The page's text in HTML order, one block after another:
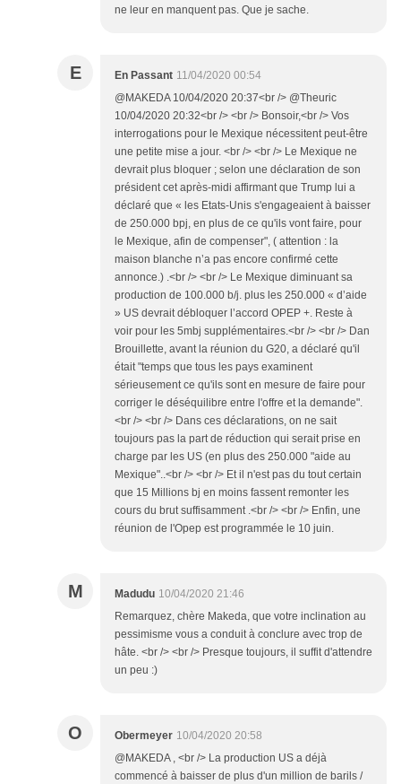
ne leur en manquent pas. Que je sache.
E En Passant 11/04/2020 00:54
@MAKEDA 10/04/2020 20:37<br /> @Theuric
10/04/2020 20:32<br /> <br /> Bonsoir,<br /> Vos
interrogations pour le Mexique nécessitent peut-être
une petite mise a jour. <br /> <br /> Le Mexique ne
devrait plus bloquer ; selon une déclaration de son
président cet après-midi affirmant que Trump lui a
déclaré que « les Etats-Unis s'engageaient à baisser
de 250.000 bpj, en plus de ce qu'ils vont faire, pour
le Mexique, afin de compenser", ( attention : la
maison blanche n’a pas encore confirmé cette
annonce.) .<br /> <br /> Le Mexique diminuant sa
production de 100.000 b/j. plus les 250.000 « d’aide
» US devrait débloquer l’accord OPEP +. Reste à
voir pour les 5mbj supplémentaires.<br /> <br /> Dan
Brouillette, avant la réunion du G20, a déclaré qu'il
était "temps que tous les pays examinent
sérieusement ce qu'ils sont en mesure de faire pour
corriger le déséquilibre entre l'offre et la demande".
<br /> <br /> Dans ces déclarations, on ne sait
toujours pas la part de réduction qui serait prise en
charge par les US (en plus des 250.000 "aide au
Mexique"..<br /> <br /> Et il n'est pas du tout certain
que 15 Millions bj en moins fassent remonter les
cours du brut suffisamment .<br /> <br /> Enfin, une
réunion de l'Opep est programmée le 10 juin.
M Madudu 10/04/2020 21:46
Remarquez, chère Makeda, que votre inclination au
pessimisme vous a conduit à conclure avec trop de
hâte. <br /> <br /> Presque toujours, il suffit d'attendre
un peu :)
O Obermeyer 10/04/2020 20:58
@MAKEDA , <br /> La production US a déjà
commencé à baisser de plus d'un million de barils /